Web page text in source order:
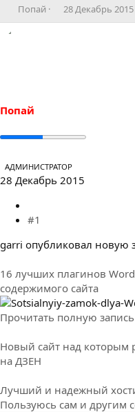
А
в
ы
Попай
Д
а
28 Декабрь 2015
Попай
АДМИНИСТРАТОР
28 Декабрь 2015
#1
garri опубликовал новую
16 лучших плагинов
содержимого сайта
Прочитать полную
Новый сайт над которым
на ДЗЕН
Лучший и надежный
Пользуюсь сам и другим